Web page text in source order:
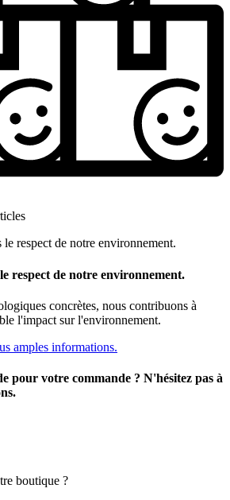
respect de notre environnement.
concrètes, nous contribuons à
l'impact sur l'environnement.
amples informations.
pour votre commande ? N'hésitez pas à
boutique ?